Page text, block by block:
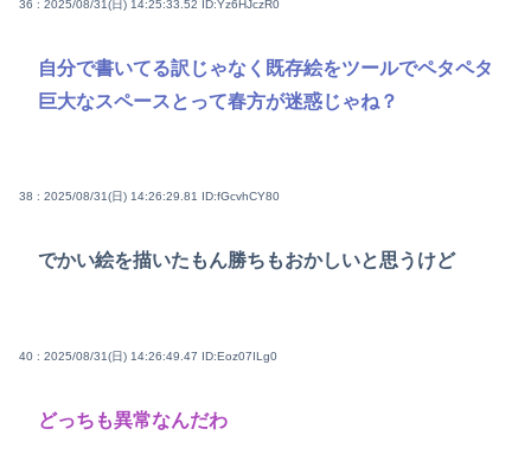
36 : 2025/08/31(日) 14:25:33.52 ID:Yz6HJczR0
自分で書いてる訳じゃなく既存絵をツールでペタペタ
巨大なスペースとって春方が迷惑じゃね？
38 : 2025/08/31(日) 14:26:29.81 ID:fGcvhCY80
でかい絵を描いたもん勝ちもおかしいと思うけど
40 : 2025/08/31(日) 14:26:49.47 ID:Eoz07ILg0
どっちも異常なんだわ